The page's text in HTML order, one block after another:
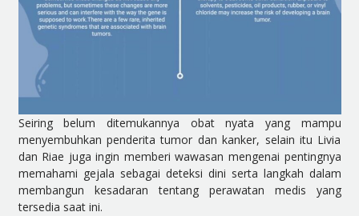
Seiring belum ditemukannya obat nyata yang mampu
menyembuhkan penderita tumor dan kanker, selain itu Livia
dan Riae juga ingin memberi wawasan mengenai pentingnya
memahami gejala sebagai deteksi dini serta langkah dalam
membangun kesadaran tentang perawatan medis yang
tersedia saat ini.